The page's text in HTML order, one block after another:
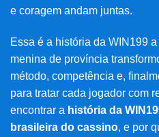
e coragem andam juntas.
Essa é a história da WIN199
menina de província
método, competência e,
para tratar cada jogador com
encontrar a história da
brasileira do cassino, e por